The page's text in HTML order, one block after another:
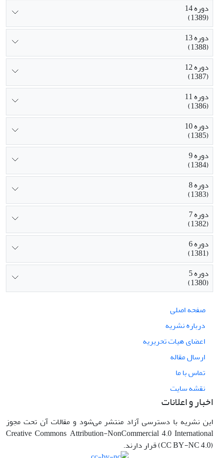
دوره 14
(1389)
دوره 13
(1388)
دوره 12
(1387)
دوره 11
(1386)
دوره 10
(1385)
دوره 9
(1384)
دوره 8
(1383)
دوره 7
(1382)
دوره 6
(1381)
دوره 5
(1380)
صفحه اصلی
درباره نشریه
اعضای هیات تحریریه
ارسال مقاله
تماس با ما
نقشه سایت
اخبار و اعلانات
این نشریه با دسترسی آزاد منتشر می‌شود و مقالات آن تحت مجوز
Creative Commons Attribution-NonCommercial 4.0 International
(CC BY-NC 4.0) قرار دارند.